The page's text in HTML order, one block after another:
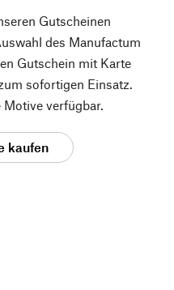
Gutscheinen
des Manufactum
Gutschein mit Karte
sofortigen Einsatz.
Motive verfügbar.
kaufen